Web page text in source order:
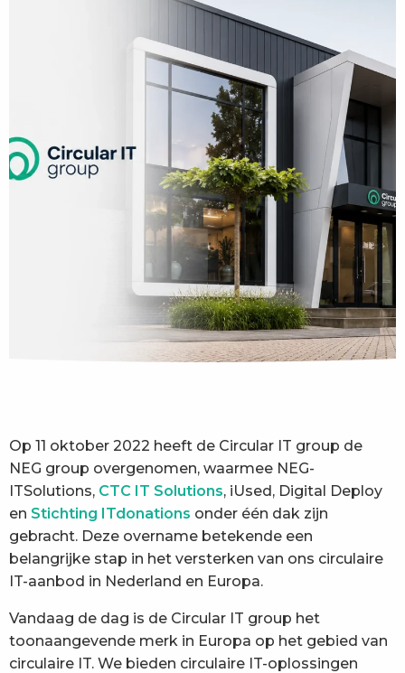
Op 11 oktober 2022 heeft de Circular IT group de
NEG group overgenomen, waarmee NEG-
ITSolutions, CTC IT Solutions, iUsed, Digital Deploy
en Stichting ITdonations onder één dak zijn
gebracht. Deze overname betekende een
belangrijke stap in het versterken van ons circulaire
IT-aanbod in Nederland en Europa.
Vandaag de dag is de Circular IT group het
toonaangevende merk in Europa op het gebied van
circulaire IT. We bieden circulaire IT-oplossingen